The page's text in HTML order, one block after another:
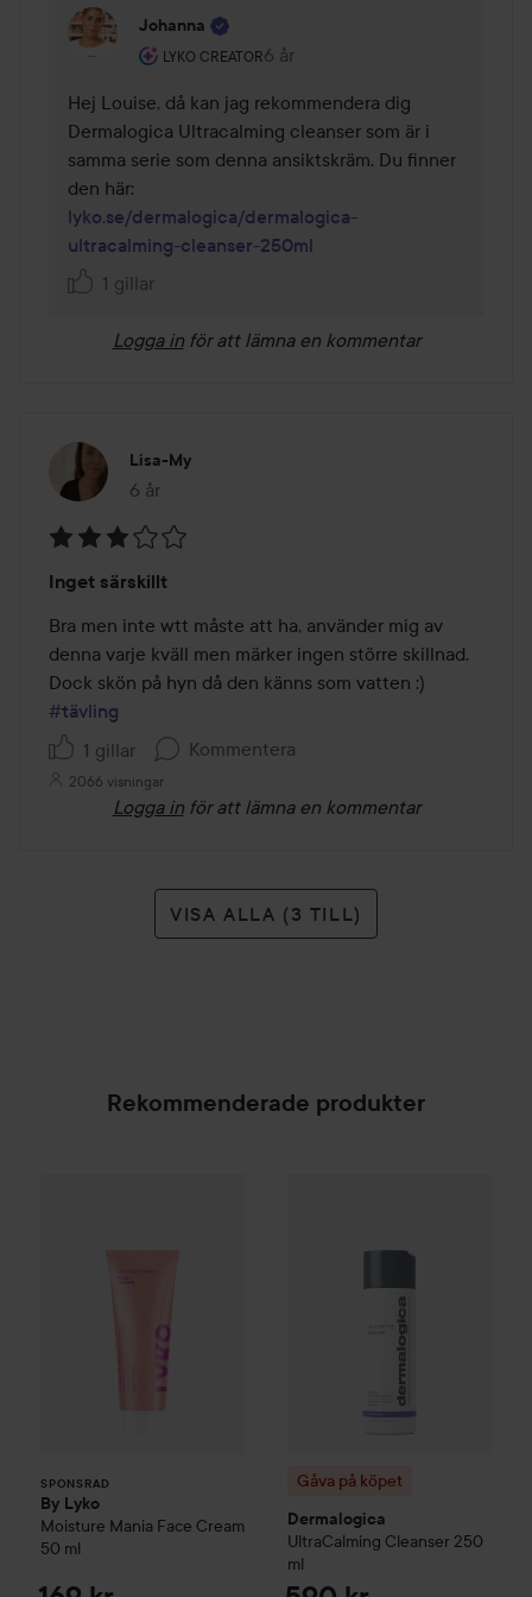
Johanna
LYKO CREATOR
Användarens roll: Lyko Creator.
6 år
Kommentaren lades 6 år
Hej Louise, då kan jag rekommendera dig
Dermalogica Ultracalming cleanser som är i
samma serie som denna ansiktskräm. Du finner
lyko.se/dermalogica/dermalogica-
ultracalming-cleanser-250ml
1 gillar
Logga in för att lämna en kommentar
Lisa-My
6 år
Inlägget skapades 6 år
3
av
5
Inget särskillt
Bra men inte wtt måste att ha, använder mig av
denna varje kväll men märker ingen större skillnad.
#tävling
1 gillar
Kommentera
2066 visningar
Logga in för att lämna en kommentar
VISA ALLA (3 TILL)
Rekommenderade produkter
SPONSRAD
By Lyko
Moisture Mania Face Cream
50 ml
Gåva på köpet
Dermalogica
UltraCalming Cleanser 250
ml